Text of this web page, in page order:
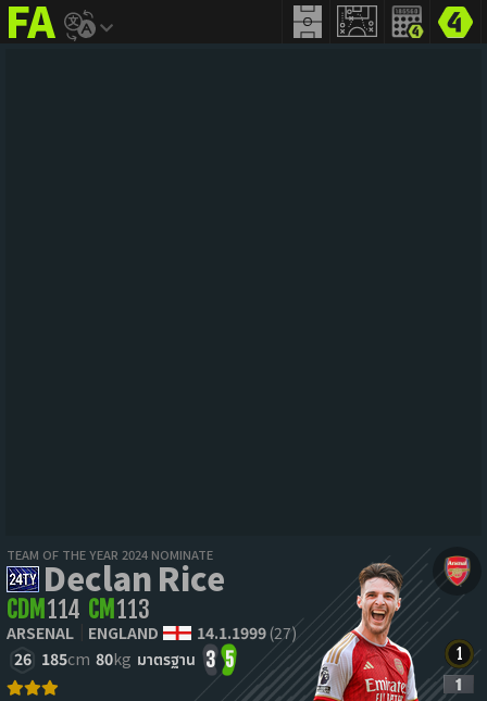
addict
TEAM OF THE YEAR 2024 NOMINATE
Declan Rice
CDM 114 CM 113
ARSENAL ENGLAND 14.1.1999(27)
26 185cm 80kg มาตรฐาน 3 5